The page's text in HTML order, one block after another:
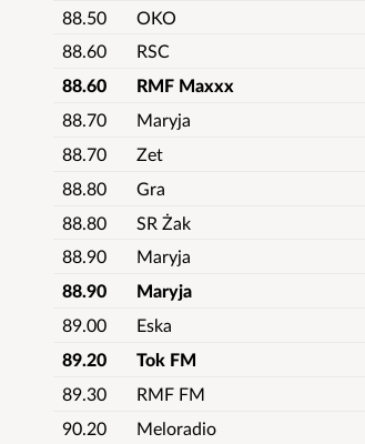
88.50
OKO
88.60
RSC
88.60
RMF Maxxx
88.70
Maryja
88.70
Zet
88.80
Gra
88.80
SR Żak
88.90
Maryja
88.90
Maryja
89.00
Eska
89.20 Tok FM
89.30 RMF FM
90.20 Meloradio